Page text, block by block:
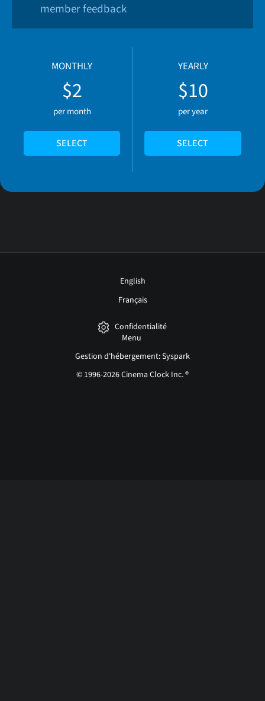
member feedback
MONTHLY
$2
per month
SELECT
YEARLY
$10
per year
SELECT
English
Français
Confidentialité
Menu
Gestion d'hébergement: Syspark
© 1996-2026 Cinema Clock Inc. ®